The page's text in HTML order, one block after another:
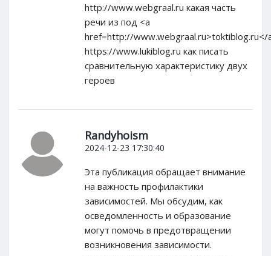
http://www.webgraal.ru какая часть
речи из под <a
href=http://www.webgraal.ru>toktiblog.ru</
https://www.lukiblog.ru как писать
сравнительную характеристику двух
героев
Randyhoism
2024-12-23 17:30:40
Эта публикация обращает внимание
на важность профилактики
зависимостей. Мы обсудим, как
осведомленность и образование
могут помочь в предотвращении
возникновения зависимости.